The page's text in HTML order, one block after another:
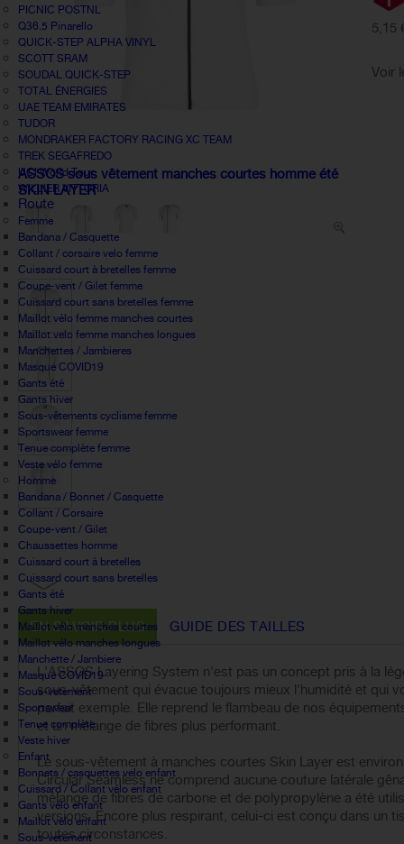
PICNIC POSTNL
Q36.5 Pinarello
QUICK-STEP ALPHA VINYL
SCOTT SRAM
SOUDAL QUICK-STEP
TOTAL ÉNERGIES
UAE TEAM EMIRATES
TUDOR
MONDRAKER FACTORY RACING XC TEAM
TREK SEGAFREDO
UCI World Tour
WILLIER VITTORIA
Route
Femme
Bandana / Casquette
Collant / corsaire velo femme
Cuissard court à bretelles femme
Coupe-vent / Gilet femme
Cuissard court sans bretelles femme
Maillot vélo femme manches courtes
Maillot velo femme manches longues
Manchettes / Jambieres
Masque COVID19
Gants été
Gants hiver
Sous-vêtements cyclisme femme
Sportswear femme
Tenue complète femme
Veste vélo femme
Homme
Bandana / Bonnet / Casquette
Collant / Corsaire
Coupe-vent / Gilet
Chaussettes homme
Cuissard court à bretelles
Cuissard court sans bretelles
Gants été
Gants hiver
Maillot vélo manches courtes
Maillot vélo manches longues
Manchette / Jambiere
Masque COVID19
Sous-vetement
Sportswear
Tenue complète
Veste hiver
Enfant
Bonnets / casquettes velo enfant
Cuissard / Collant vélo enfant
Gants vélo enfant
Maillot vélo enfant
Sous-vetement
ASSOS sous vêtement manches courtes homme été
SKIN LAYER
5,15
Voir
EN SAVOIR PLUS GUIDE DES TAILLES
L’ASSOS Layering System n'est pas un concept pris à la
sous-vêtement qui évacue toujours mieux l'humidité et qui
parfait exemple. Elle reprend le flambeau de nos
et un mélange de fibres plus performant.
Le sous-vêtement à manches courtes Skin Layer est
Circular Seamless ne comprend aucune couture latérale
mélange de fibres de carbone et de polypropylène a été
versions. Encore plus respirant, celui-ci est conçu dans un
toutes circonstances.